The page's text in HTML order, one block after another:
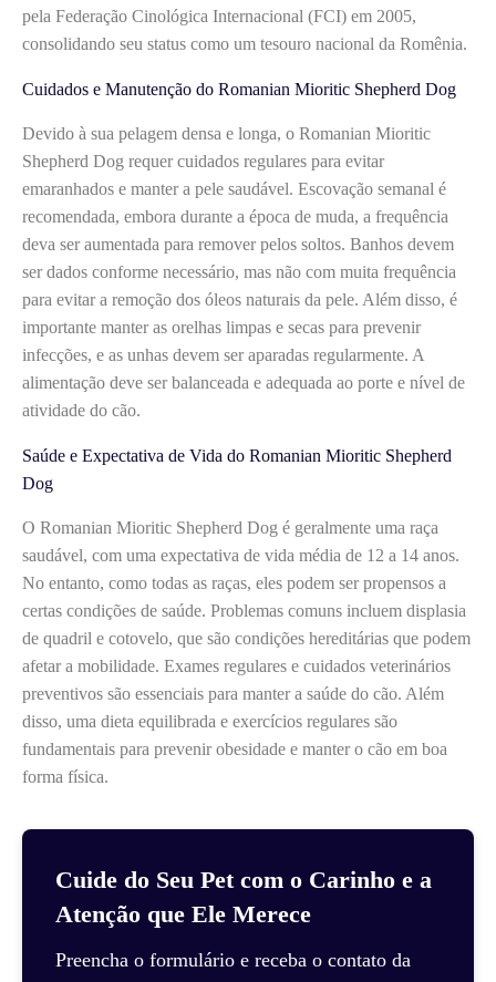
pela Federação Cinológica Internacional (FCI) em 2005,
consolidando seu status como um tesouro nacional da Romênia.
Cuidados e Manutenção do Romanian Mioritic Shepherd Dog
Devido à sua pelagem densa e longa, o Romanian Mioritic
Shepherd Dog requer cuidados regulares para evitar
emaranhados e manter a pele saudável. Escovação semanal é
recomendada, embora durante a época de muda, a frequência
deva ser aumentada para remover pelos soltos. Banhos devem
ser dados conforme necessário, mas não com muita frequência
para evitar a remoção dos óleos naturais da pele. Além disso, é
importante manter as orelhas limpas e secas para prevenir
infecções, e as unhas devem ser aparadas regularmente. A
alimentação deve ser balanceada e adequada ao porte e nível de
atividade do cão.
Saúde e Expectativa de Vida do Romanian Mioritic Shepherd
Dog
O Romanian Mioritic Shepherd Dog é geralmente uma raça
saudável, com uma expectativa de vida média de 12 a 14 anos.
No entanto, como todas as raças, eles podem ser propensos a
certas condições de saúde. Problemas comuns incluem displasia
de quadril e cotovelo, que são condições hereditárias que podem
afetar a mobilidade. Exames regulares e cuidados veterinários
preventivos são essenciais para manter a saúde do cão. Além
disso, uma dieta equilibrada e exercícios regulares são
fundamentais para prevenir obesidade e manter o cão em boa
forma física.
Cuide do Seu Pet com o Carinho e a
Atenção que Ele Merece
Preencha o formulário e receba o contato da